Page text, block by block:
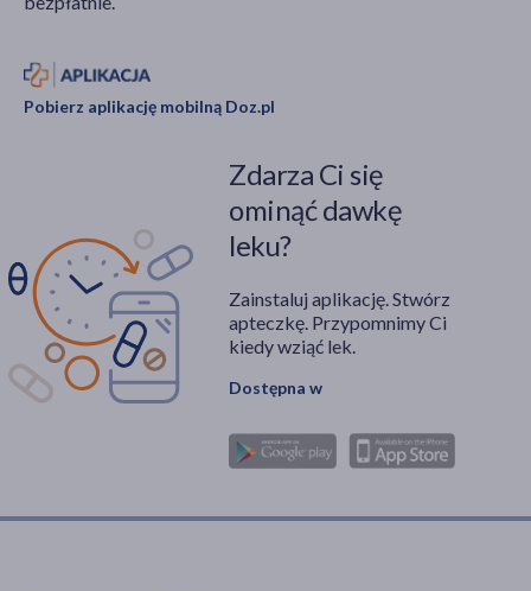
Pobierz aplikację mobilną Doz.pl
Zdarza Ci się
ominąć dawkę
leku?
Zainstaluj aplikację. Stwórz
apteczkę. Przypomnimy Ci
kiedy wziąć lek.
Dostępna w